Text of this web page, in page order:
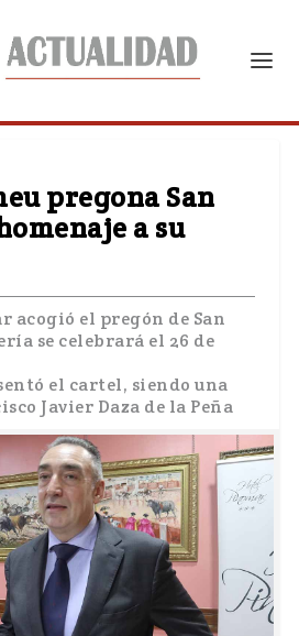
pregona San
a su
acogió el pregón de San
se celebrará el 26 de
el cartel, siendo una
Javier Daza de la Peña